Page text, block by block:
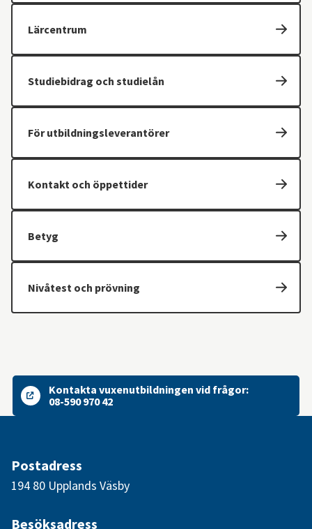
Lärcentrum
Studiebidrag och studielån
För utbildningsleverantörer
Kontakt och öppettider
Betyg
Nivåtest och prövning
Kontakta vuxenutbildningen vid frågor:
08-590 970 42
Postadress
194 80 Upplands Väsby
Besöksadress